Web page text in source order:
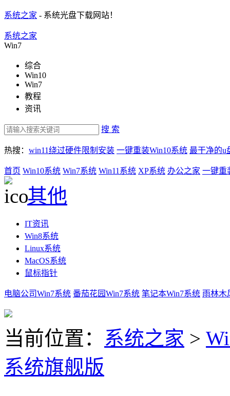
系统之家 - 系统光盘下载网站！
系统之家
Win7
综合
Win10
Win7
教程
资讯
搜 索
热搜： win11绕过硬件限制安装 一键重装Win10系统 最干净的u
首页 Win10系统 Win7系统 Win11系统 XP系统 办公之家 一键重
其他
IT资讯
Win8系统
Linux系统
MacOS系统
鼠标指针
电脑公司Win7系统 番茄花园Win7系统 笔记本Win7系统 雨林木
当前位置： 系统之家 >
系统旗舰版